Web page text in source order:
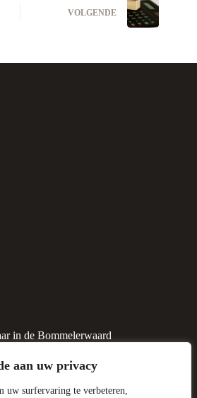
aan uw privacy
uw surfervaring te verbeteren,
VOLGENDE
in de Bommelerwaard
een